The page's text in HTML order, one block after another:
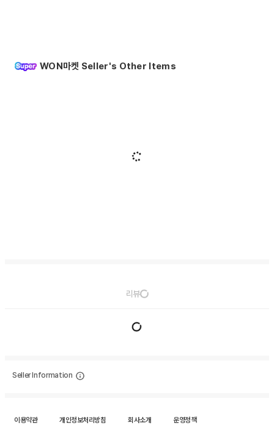
WON마켓 Seller's Other Items
리뷰
Seller Information
이용약관 개인정보처리방침 회사소개
운영정책